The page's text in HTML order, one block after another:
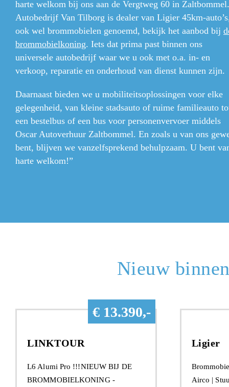
harte welkom bij ons aan de Vergtweg 60 in Zaltbommel.
Autobedrijf Van Tilborg is dealer van Ligier 45km-
ook wel brommobielen genoemd, bekijk het aanbod bij
brommobielkoning. Iets dat prima past binnen ons
universele autobedrijf waar we u ook met o.a. in- en
verkoop, reparatie en onderhoud van dienst kunnen zijn.
Daarnaast bieden we u mobiliteitsoplossingen voor elke
gelegenheid, van kleine stadsauto of ruime familieauto
een bestelbus of een bus voor personenvervoer middels
Oscar Autoverhuur Zaltbommel. En zoals u van ons
bent, blijven we vanzelfsprekend behulpzaam. U bent
harte welkom!”
Nieuw
€ 13.390,-
LINKTOUR
L6 Alumi Pro !!!NIEUW BIJ DE
BROMMOBIELKONING -
Ligier
Airco |